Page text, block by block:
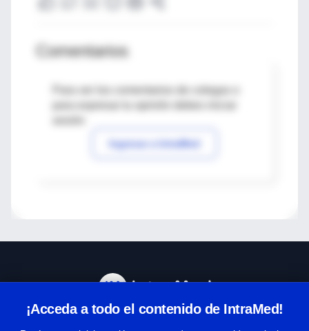
Comentarios
Para ver los comentarios de colegas o
Ingresar a IntraMed
¡Acceda a todo el contenido de IntraMed!